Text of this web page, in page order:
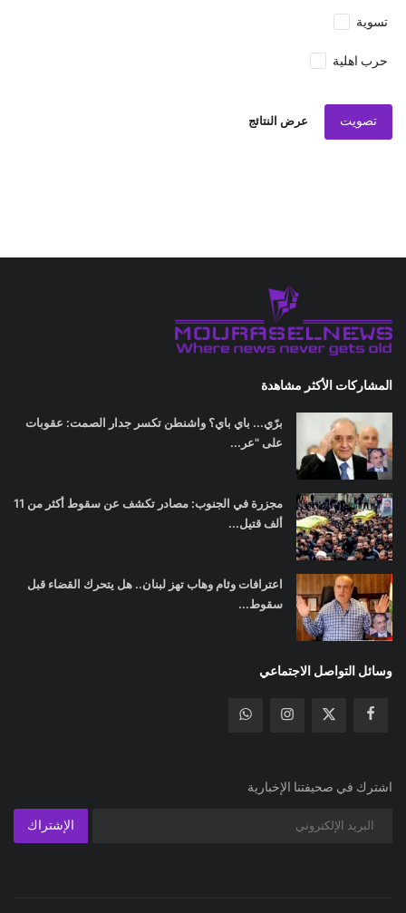
تسوية
حرب اهلية
تصويت عرض النتائج
المشاركات الأكثر مشاهدة
برّي... باي باي؟ واشنطن تكسر جدار الصمت: عقوبات
على "عر...
مجزرة في الجنوب: مصادر تكشف عن سقوط أكثر من 11
ألف قتيل...
اعترافات وئام وهاب تهز لبنان.. هل يتحرك القضاء قبل
سقوط...
وسائل التواصل الاجتماعي
اشترك في صحيفتنا الإخبارية
الإشتراك